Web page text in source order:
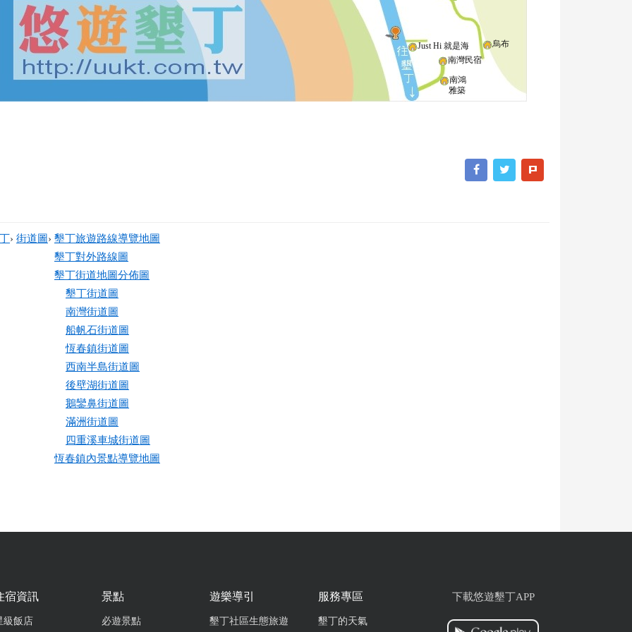
Just Hi 就是海 烏布
南鴻
雅築
南灣民宿
› 街道圖› 墾丁旅遊路線導覽地圖
墾丁對外路線圖
墾丁街道地圖分佈圖
墾丁街道圖
南灣街道圖
船帆石街道圖
恆春鎮街道圖
西南半島街道圖
後壁湖街道圖
鵝鑾鼻街道圖
滿洲街道圖
四重溪車城街道圖
恆春鎮內景點導覽地圖
宿資訊
級飯店
景點
必遊景點
遊樂導引
墾丁社區生態旅遊
服務專區
墾丁的天氣
下載悠遊墾丁APP